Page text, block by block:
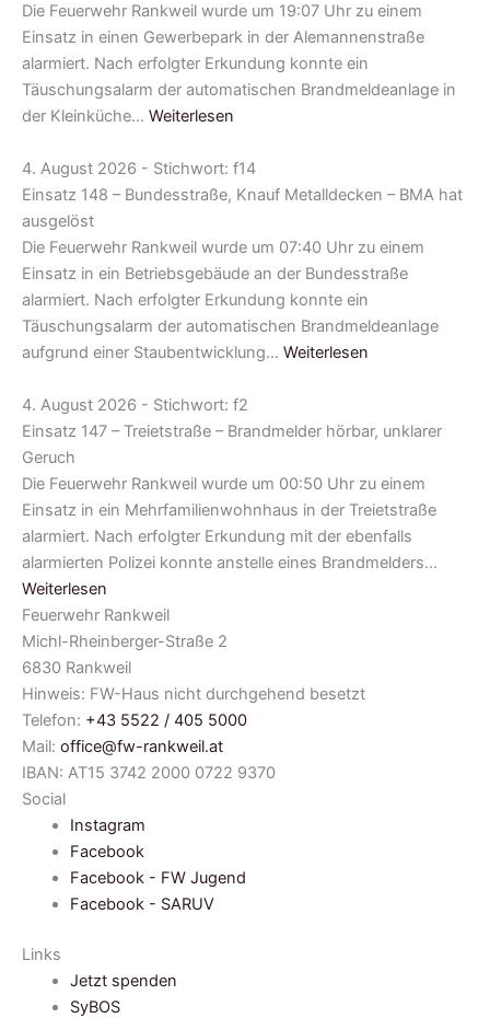
Die Feuerwehr Rankweil wurde um 19:07 Uhr zu einem
Einsatz in einen Gewerbepark in der Alemannenstraße
alarmiert. Nach erfolgter Erkundung konnte ein
Täuschungsalarm der automatischen Brandmeldeanlage in
der Kleinküche… Weiterlesen
4. August 2026 - Stichwort: f14
Einsatz 148 – Bundesstraße, Knauf Metalldecken – BMA hat
ausgelöst
Die Feuerwehr Rankweil wurde um 07:40 Uhr zu einem
Einsatz in ein Betriebsgebäude an der Bundesstraße
alarmiert. Nach erfolgter Erkundung konnte ein
Täuschungsalarm der automatischen Brandmeldeanlage
aufgrund einer Staubentwicklung… Weiterlesen
4. August 2026 - Stichwort: f2
Einsatz 147 – Treietstraße – Brandmelder hörbar, unklarer
Geruch
Die Feuerwehr Rankweil wurde um 00:50 Uhr zu einem
Einsatz in ein Mehrfamilienwohnhaus in der Treietstraße
alarmiert. Nach erfolgter Erkundung mit der ebenfalls
alarmierten Polizei konnte anstelle eines Brandmelders…
Weiterlesen
Feuerwehr Rankweil
Michl-Rheinberger-Straße 2
6830 Rankweil
Hinweis: FW-Haus nicht durchgehend besetzt
Telefon: +43 5522 / 405 5000
Mail: office@fw-rankweil.at
IBAN: AT15 3742 2000 0722 9370
Social
Instagram
Facebook
Facebook - FW Jugend
Facebook - SARUV
Links
Jetzt spenden
SyBOS